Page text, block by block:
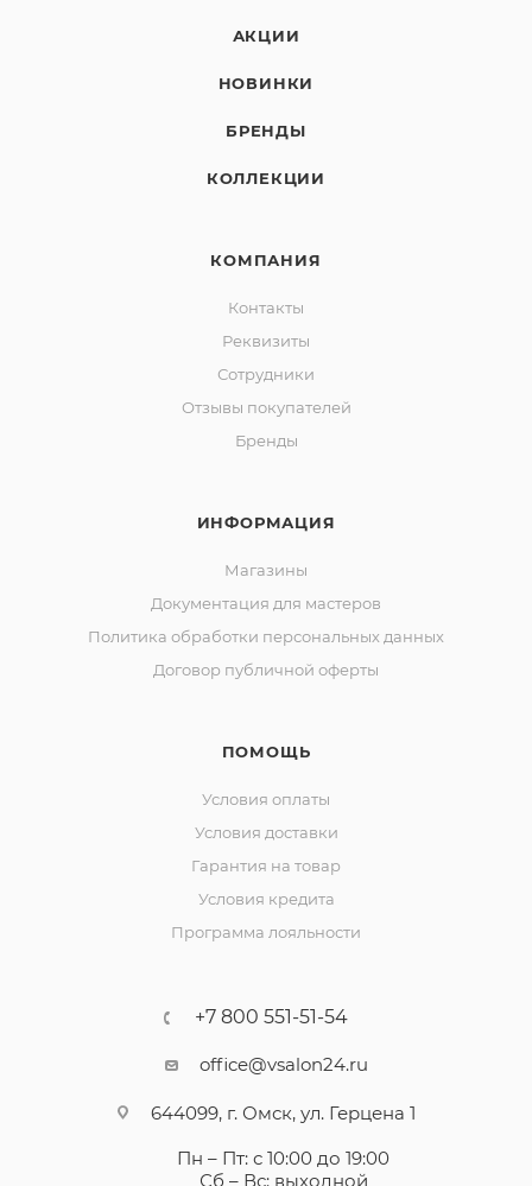
АКЦИИ
НОВИНКИ
БРЕНДЫ
КОЛЛЕКЦИИ
КОМПАНИЯ
Контакты
Реквизиты
Сотрудники
Отзывы покупателей
Бренды
ИНФОРМАЦИЯ
Магазины
Документация для мастеров
Политика обработки персональных данных
Договор публичной оферты
ПОМОЩЬ
Условия оплаты
Условия доставки
Гарантия на товар
Условия кредита
Программа лояльности
+7 800 551-51-54
office@vsalon24.ru
644099, г. Омск, ул. Герцена 1
Пн – Пт: с 10:00 до 19:00
Сб – Вс: выходной